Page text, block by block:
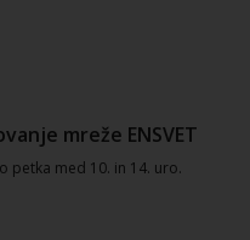
mreže ENSVET
petka med 10. in 14. uro.